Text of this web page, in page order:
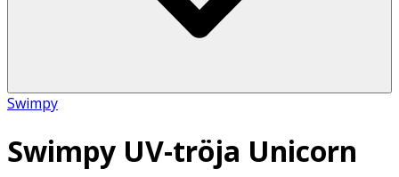
Swimpy
Swimpy UV-tröja Unicorn